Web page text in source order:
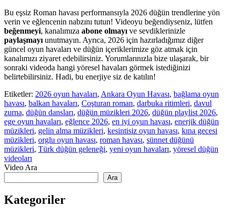
Bu eşsiz Roman havası performansıyla 2026 düğün trendlerine yön
verin ve eğlencenin nabzını tutun! Videoyu beğendiyseniz, lütfen
beğenmeyi, kanalımıza abone olmayı ve sevdiklerinizle
paylaşmayı unutmayın. Ayrıca, 2026 için hazırladığımız diğer
güncel oyun havaları ve düğün içeriklerimize göz atmak için
kanalımızı ziyaret edebilirsiniz. Yorumlarınızla bize ulaşarak, bir
sonraki videoda hangi yöresel havaları görmek istediğinizi
belirtebilirsiniz. Hadi, bu enerjiye siz de katılın!
Etiketler: 2026 oyun havaları, Ankara Oyun Havası, bağlama oyun
havası, balkan havaları, Coşturan roman, darbuka ritimleri, davul
zurna, düğün dansları, düğün müzikleri 2026, düğün playlist 2026,
ege oyun havaları, eğlence 2026, en iyi oyun havası, enerjik düğün
müzikleri, gelin alma müzikleri, kesintisiz oyun havası, kına gecesi
müzikleri, orglu oyun havası, roman havası, sünnet düğünü
müzikleri, Türk düğün geleneği, yeni oyun havaları, yöresel düğün
videoları
Video Ara
Ara
Kategoriler